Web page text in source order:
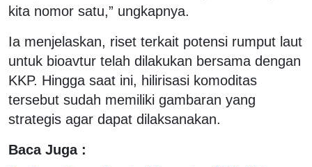
kita nomor satu,” ungkapnya.
Ia menjelaskan, riset terkait potensi rumput laut
untuk bioavtur telah dilakukan bersama dengan
KKP. Hingga saat ini, hilirisasi komoditas
tersebut sudah memiliki gambaran yang
strategis agar dapat dilaksanakan.
Baca Juga :